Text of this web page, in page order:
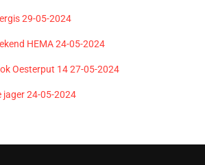
29-05-2024
HEMA 24-05-2024
Oesterput 14 27-05-2024
jager 24-05-2024